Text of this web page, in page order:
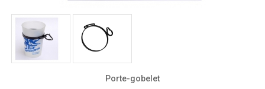
Porte-gobelet